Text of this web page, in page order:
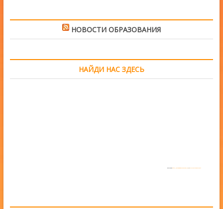
НОВОСТИ ОБРАЗОВАНИЯ
НАЙДИ НАС ЗДЕСЬ